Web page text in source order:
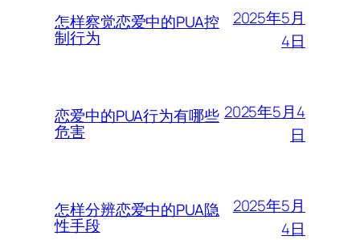
怎样察觉恋爱中的PUA控
制行为
2025年5月
4日
恋爱中的PUA行为有哪些
危害
2025年5月4
日
怎样分辨恋爱中的PUA隐
性手段
2025年5月
4日